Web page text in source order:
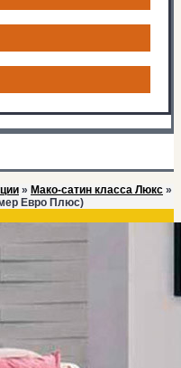
» Мако-сатин класса Люкс »
Евро Плюс)